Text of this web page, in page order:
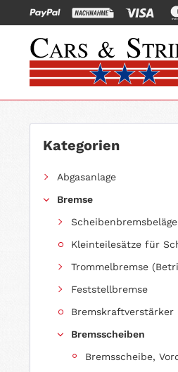
Kategorien
Abgasanlage
Bremse
Scheibenbremsbeläge
Feststellbremse
Bremskraftverstärker
Bremsscheiben